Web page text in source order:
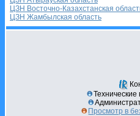
ЦЗН Восточно-Казахстанская
ЦЗН Жамбылская область
Просмотр в